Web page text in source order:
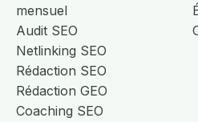
mensuel
Audit SEO
Netlinking SEO
Rédaction SEO
Rédaction GEO
Coaching SEO